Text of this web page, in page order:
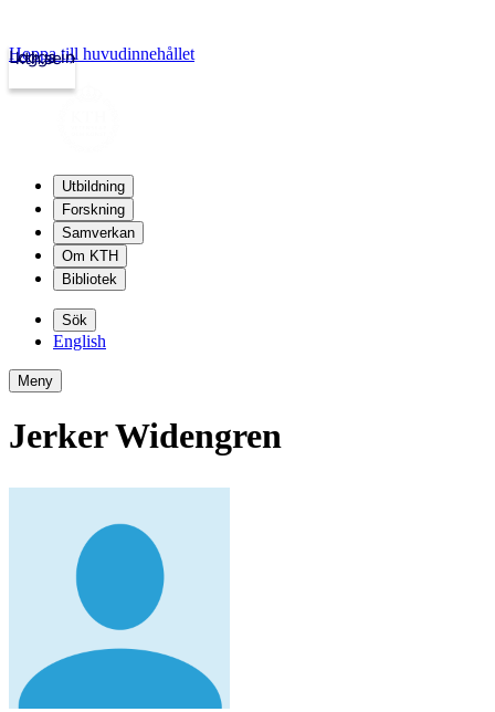
kth.se
Logga in
Hoppa till huvudinnehållet
Utbildning
Forskning
Samverkan
Om KTH
Bibliotek
Sök
English
Meny
Jerker Widengren